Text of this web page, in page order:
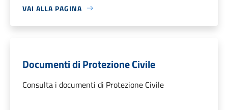
VAI ALLA PAGINA
Documenti di Protezione Civile
Consulta i documenti di Protezione Civile